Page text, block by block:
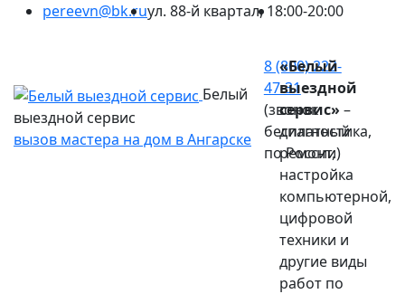
pereevn@bk.ruул. 88-й квартал, 18:00-20:00
Белый
выездной сервис
вызов мастера на дом в Ангарске
8 (800) 222-
47-31
(звонок
бесплатный
по России)
«Белый
выездной
сервис» –
диагностика,
ремонт,
настройка
компьютерной,
цифровой
техники и
другие виды
работ по